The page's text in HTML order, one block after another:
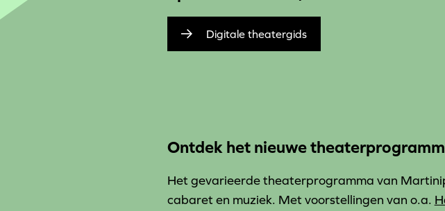
Digitale theatergids
Ontdek het nieuwe
Het gevarieerde theaterprogramma van
cabaret en muziek. Met voorstellingen van o.a.